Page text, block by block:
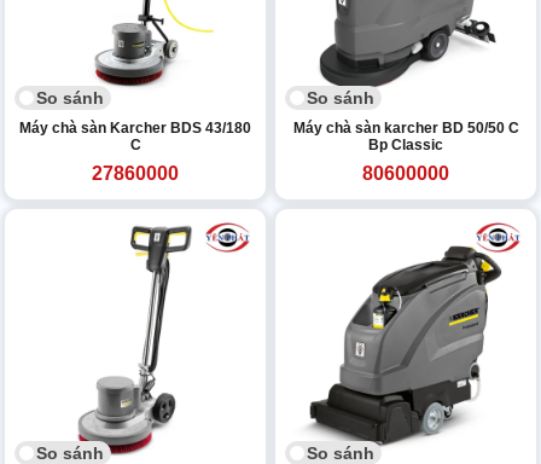
So sánh
Máy chà sàn Karcher BDS 43/180
C
27860000
So sánh
Máy chà sàn karcher BD 50/50 C
Bp Classic
80600000
So sánh So sánh